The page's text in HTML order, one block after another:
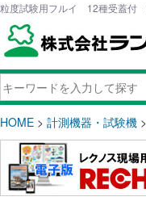
粒度試験用フルイ 12種受蓋付
HOME > 計測機器・試験機 >